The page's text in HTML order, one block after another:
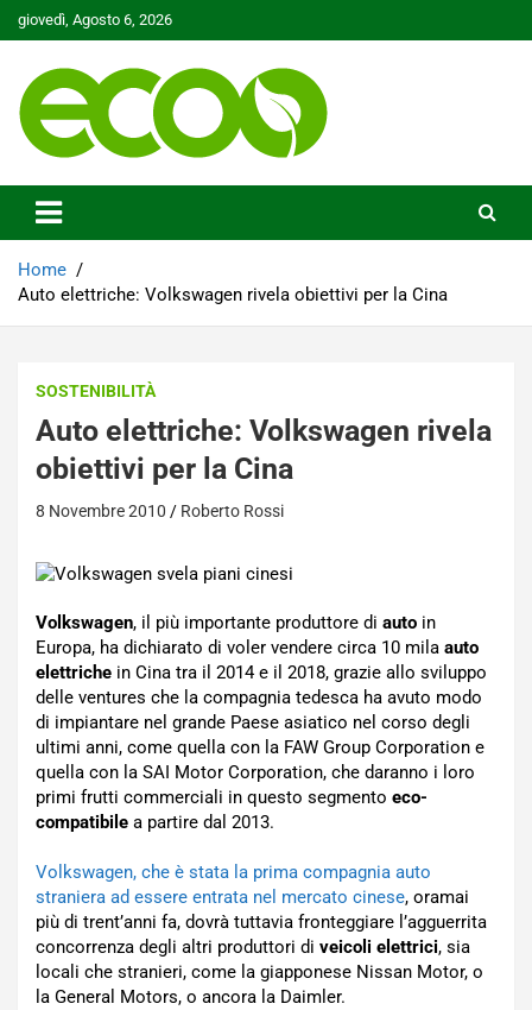
Skip
to
giovedì, Agosto 6, 2026
Ecoo.it
Home
Auto elettriche: Volkswagen rivela obiettivi per la Cina
SOSTENIBILITÀ
Auto elettriche: Volkswagen rivela
obiettivi per la Cina
8 Novembre 2010 Roberto Rossi
Volkswagen, il più importante produttore di auto in
Europa, ha dichiarato di voler vendere circa 10 mila auto
elettriche in Cina tra il 2014 e il 2018, grazie allo sviluppo
delle ventures che la compagnia tedesca ha avuto modo
di impiantare nel grande Paese asiatico nel corso degli
ultimi anni, come quella con la FAW Group Corporation e
quella con la SAI Motor Corporation, che daranno i loro
primi frutti commerciali in questo segmento eco-
compatibile a partire dal 2013.
Volkswagen, che è stata la prima compagnia auto
straniera ad essere entrata nel mercato cinese, oramai
più di trent’anni fa, dovrà tuttavia fronteggiare l’agguerrita
concorrenza degli altri produttori di veicoli elettrici, sia
locali che stranieri, come la giapponese Nissan Motor, o
la General Motors, o ancora la Daimler.